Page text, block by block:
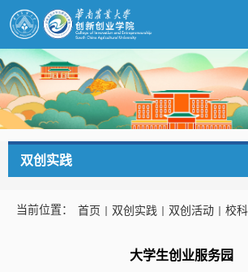
双创实践
当前位置： 首页 双创实践 双创活动 校
大学生创业服务园